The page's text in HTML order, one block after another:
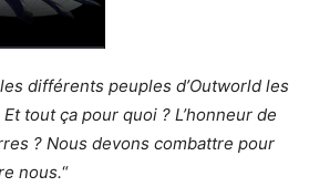
différents peuples d’Outworld les
tout ça pour quoi ? L’honneur de
? Nous devons combattre pour
nous.“